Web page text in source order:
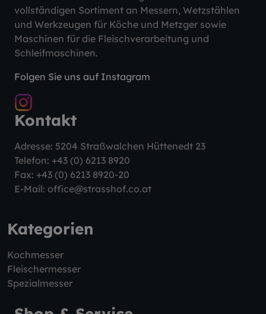
vollständigen Sortiment an Messern, Wetzstählen
und Werkzeugen für Köche und Metzger sowie
Maschinen für die Fleischverarbeitung und
Schleifmaschinen.
Folgen Sie uns auf Instagram
Kontakt
Adresse: 5204 Straßwalchen Hüttenedt 23
Telefon: +43 (0) 6213 8920
Fax: +43 (0) 6213 8920-20
E-Mail: office@strasshof.co.at
Kategorien
Kochmesser
Fleischermesser
Spezialmesser